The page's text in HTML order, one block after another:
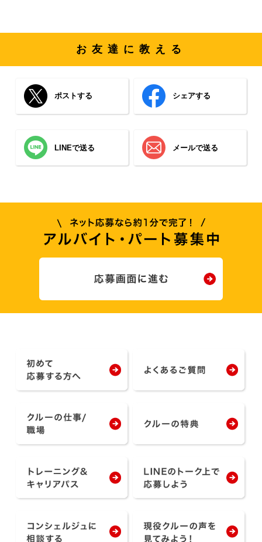
お友達に教える
ポストする シェアする
LINEで送る メールで送る